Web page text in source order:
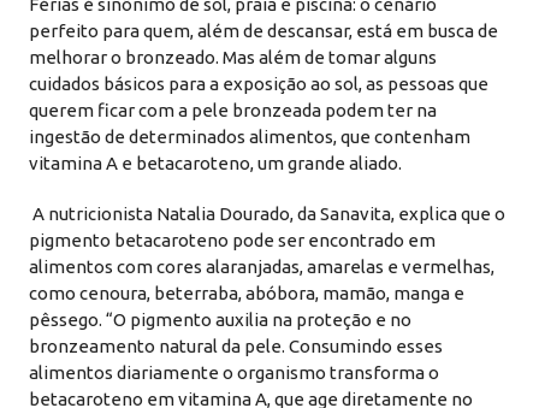
Férias é sinônimo de sol, praia e piscina: o cenário
perfeito para quem, além de descansar, está em busca de
melhorar o bronzeado. Mas além de tomar alguns
cuidados básicos para a exposição ao sol, as pessoas que
querem ficar com a pele bronzeada podem ter na
ingestão de determinados alimentos, que contenham
vitamina A e betacaroteno, um grande aliado.
A nutricionista Natalia Dourado, da Sanavita, explica que o
pigmento betacaroteno pode ser encontrado em
alimentos com cores alaranjadas, amarelas e vermelhas,
como cenoura, beterraba, abóbora, mamão, manga e
pêssego. “O pigmento auxilia na proteção e no
bronzeamento natural da pele. Consumindo esses
alimentos diariamente o organismo transforma o
betacaroteno em vitamina A, que age diretamente no